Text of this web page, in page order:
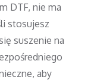
DTF, nie ma
stosujesz
suszenie na
aby